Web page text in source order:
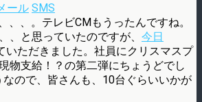
ール SMS
、、。テレビCMもうったんですね。
、と思っていたのですが、 今日
いただきました。社員にクリスマスプ
物支給！？の第二弾にちょうどでし
ので、皆さんも、10台ぐらいいかが